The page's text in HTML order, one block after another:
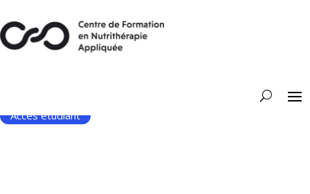
Accès étudiant